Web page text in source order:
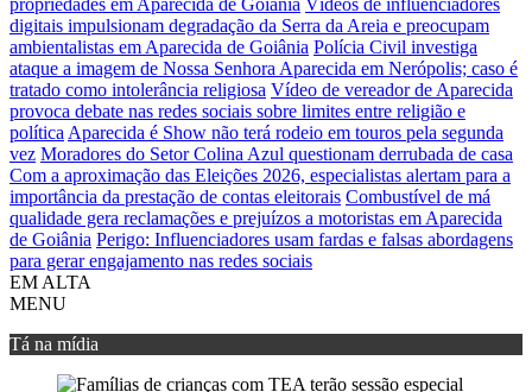
propriedades em Aparecida de Goiânia Vídeos de influenciadores
digitais impulsionam degradação da Serra da Areia e preocupam
ambientalistas em Aparecida de Goiânia Polícia Civil investiga
ataque a imagem de Nossa Senhora Aparecida em Nerópolis; caso é
tratado como intolerância religiosa Vídeo de vereador de Aparecida
provoca debate nas redes sociais sobre limites entre religião e
política Aparecida é Show não terá rodeio em touros pela segunda
vez Moradores do Setor Colina Azul questionam derrubada de casa
Com a aproximação das Eleições 2026, especialistas alertam para a
importância da prestação de contas eleitorais Combustível de má
qualidade gera reclamações e prejuízos a motoristas em Aparecida
de Goiânia Perigo: Influenciadores usam fardas e falsas abordagens
para gerar engajamento nas redes sociais
EM ALTA
MENU
Tá na mídia